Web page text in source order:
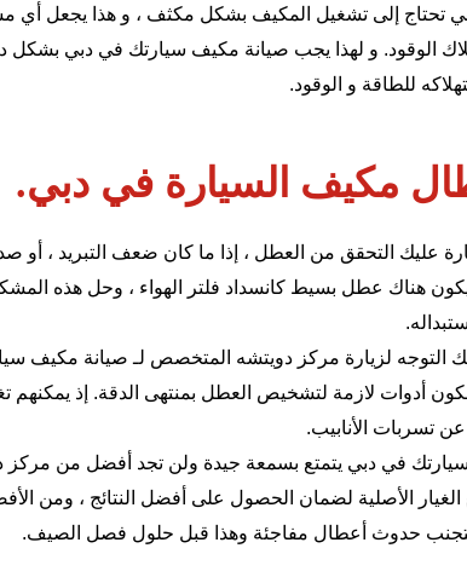
تحتاج إلى تشغيل المكيف بشكل مكثف ، و هذا يجعل أي
الوقود. و لهذا يجب صيانة مكيف سيارتك في دبي بشكل
للطاقة و الوقود.
مكيف السيارة في دبي.
عليك التحقق من العطل ، إذا ما كان ضعف التبريد ، أو
هناك عطل بسيط كانسداد فلتر الهواء ، وحل هذه
لزيارة مركز دويتشه المتخصص لـ صيانة مكيف
أدوات لازمة لتشخيص العطل بمنتهى الدقة. إذ يمكنهم
تسربات الأنابيب.
في دبي يتمتع بسمعة جيدة ولن تجد أفضل من مركز
الأصلية لضمان الحصول على أفضل النتائج ، ومن
حدوث أعطال مفاجئة وهذا قبل حلول فصل الصيف.